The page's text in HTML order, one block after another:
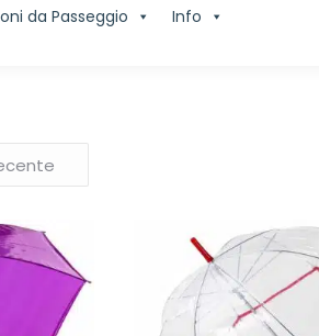
da Passeggio Info